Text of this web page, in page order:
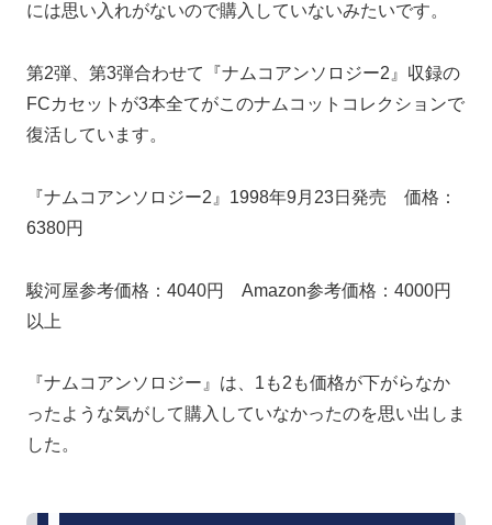
には思い入れがないので購入していないみたいです。
第2弾、第3弾合わせて『ナムコアンソロジー2』収録の
FCカセットが3本全てがこのナムコットコレクションで
復活しています。
『ナムコアンソロジー2』1998年9月23日発売 価格：
6380円
駿河屋参考価格：4040円 Amazon参考価格：4000円
以上
『ナムコアンソロジー』は、1も2も価格が下がらなか
ったような気がして購入していなかったのを思い出しま
した。